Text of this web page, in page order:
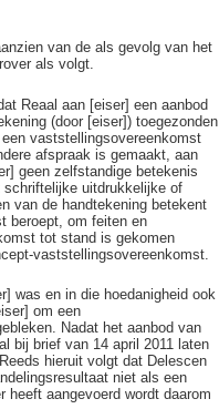
van de als gevolg van het
als volgt.
Reaal aan [eiser] een aanbod
(door [eiser]) toegezonden
vaststellingsovereenkomst
afspraak is gemaakt, aan
geen zelfstandige betekenis
uitdrukkelijke of
van de handtekening betekent
beroept, om feiten en
tot stand is gekomen
vaststellingsovereenkomst.
was en in die hoedanigheid ook
om een
Nadat het aanbod van
bij brief van 14 april 2011 laten
hieruit volgt dat Delescen
niet als een
heeft aangevoerd wordt daarom